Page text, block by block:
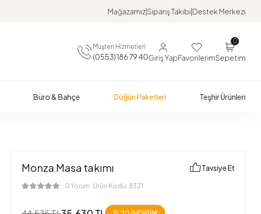
MağazamızSipariş Takibi Destek Merkezi
Müşteri Hizmetleri
(0553) 186 79 40Giriş YapFavorilerim
0
Sepetim
Büro & Bahçe Düğün Paketleri Teşhir Ürünleri
Monza Masa takımı
0 Yorum Ürün Kodu: 8321
Tavsiye Et